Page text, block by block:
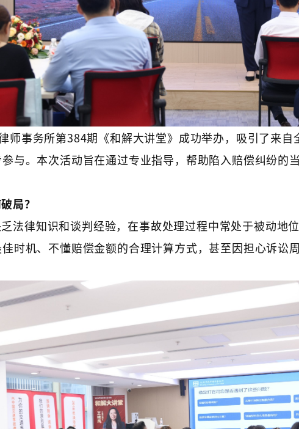
师事务所第384期《和解大讲堂》成功举办，吸引了来自
与。本次活动旨在通过专业指导，帮助陷入赔偿纠纷的
局？
法律知识和谈判经验，在事故处理过程中常处于被动地
时机、不懂赔偿金额的合理计算方式，甚至因担心诉讼